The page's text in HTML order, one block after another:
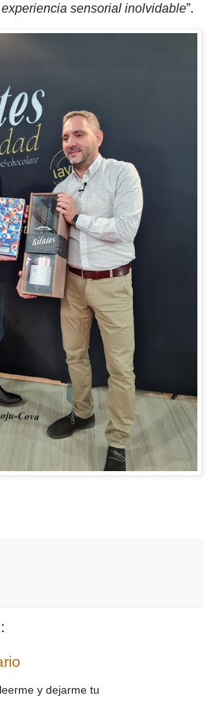
sensorial inolvidable”.
y dejarme tu